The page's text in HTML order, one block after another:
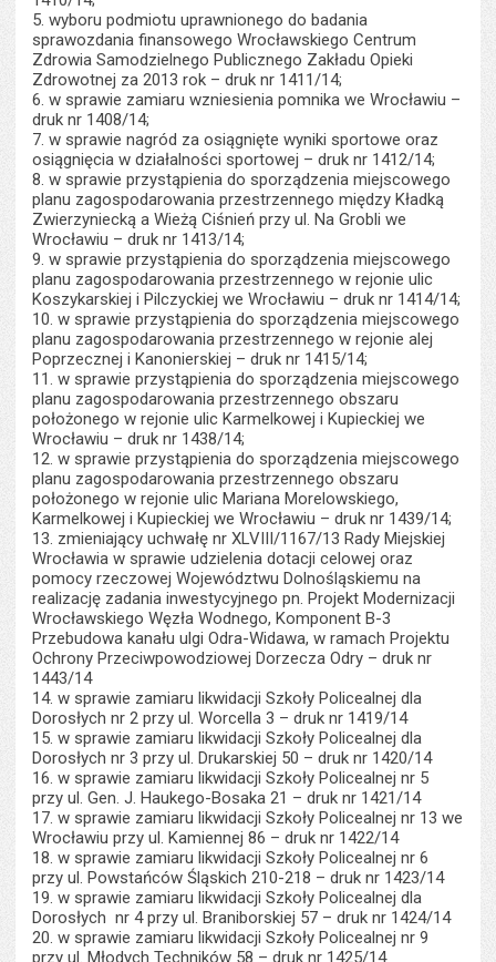
5. wyboru podmiotu uprawnionego do badania
sprawozdania finansowego Wrocławskiego Centrum
Zdrowia Samodzielnego Publicznego Zakładu Opieki
Zdrowotnej za 2013 rok – druk nr 1411/14;
6. w sprawie zamiaru wzniesienia pomnika we Wrocławiu –
druk nr 1408/14;
7. w sprawie nagród za osiągnięte wyniki sportowe oraz
osiągnięcia w działalności sportowej – druk nr 1412/14;
8. w sprawie przystąpienia do sporządzenia miejscowego
planu zagospodarowania przestrzennego między Kładką
Zwierzyniecką a Wieżą Ciśnień przy ul. Na Grobli we
Wrocławiu – druk nr 1413/14;
9. w sprawie przystąpienia do sporządzenia miejscowego
planu zagospodarowania przestrzennego w rejonie ulic
Koszykarskiej i Pilczyckiej we Wrocławiu – druk nr 1414/14;
10. w sprawie przystąpienia do sporządzenia miejscowego
planu zagospodarowania przestrzennego w rejonie alej
Poprzecznej i Kanonierskiej – druk nr 1415/14;
11. w sprawie przystąpienia do sporządzenia miejscowego
planu zagospodarowania przestrzennego obszaru
położonego w rejonie ulic Karmelkowej i Kupieckiej we
Wrocławiu – druk nr 1438/14;
12. w sprawie przystąpienia do sporządzenia miejscowego
planu zagospodarowania przestrzennego obszaru
położonego w rejonie ulic Mariana Morelowskiego,
Karmelkowej i Kupieckiej we Wrocławiu – druk nr 1439/14;
13. zmieniający uchwałę nr XLVIII/1167/13 Rady Miejskiej
Wrocławia w sprawie udzielenia dotacji celowej oraz
pomocy rzeczowej Województwu Dolnośląskiemu na
realizację zadania inwestycyjnego pn. Projekt Modernizacji
Wrocławskiego Węzła Wodnego, Komponent B-3
Przebudowa kanału ulgi Odra-Widawa, w ramach Projektu
Ochrony Przeciwpowodziowej Dorzecza Odry – druk nr
1443/14
14. w sprawie zamiaru likwidacji Szkoły Policealnej dla
Dorosłych nr 2 przy ul. Worcella 3 – druk nr 1419/14
15. w sprawie zamiaru likwidacji Szkoły Policealnej dla
Dorosłych nr 3 przy ul. Drukarskiej 50 – druk nr 1420/14
16. w sprawie zamiaru likwidacji Szkoły Policealnej nr 5
przy ul. Gen. J. Haukego-Bosaka 21 – druk nr 1421/14
17. w sprawie zamiaru likwidacji Szkoły Policealnej nr 13 we
Wrocławiu przy ul. Kamiennej 86 – druk nr 1422/14
18. w sprawie zamiaru likwidacji Szkoły Policealnej nr 6
przy ul. Powstańców Śląskich 210-218 – druk nr 1423/14
19. w sprawie zamiaru likwidacji Szkoły Policealnej dla
Dorosłych nr 4 przy ul. Braniborskiej 57 – druk nr 1424/14
20. w sprawie zamiaru likwidacji Szkoły Policealnej nr 9
przy ul. Młodych Techników 58 – druk nr 1425/14